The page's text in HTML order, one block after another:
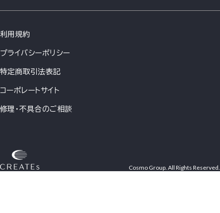
利用規約
プライバシーポリシー
特定商取引法表記
コーポレートサイト
修理・不具合のご相談
Cosmo Group. All Rights Reserved.